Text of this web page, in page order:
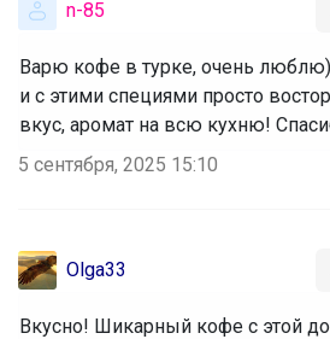
n-85
Варю кофе в турке, очень люблю)
‌и с этими специями просто
вкус, аромат на всю кухню!
5 сентября, 2025 15:10
Olga33
Вкусно! Шикарный кофе с этой